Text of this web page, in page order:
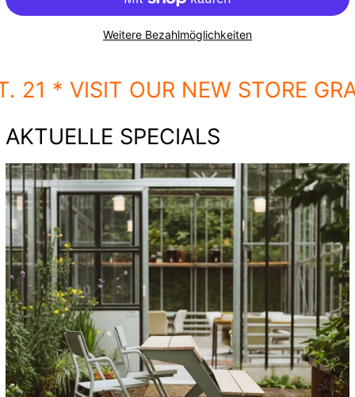
Weitere Bezahlmöglichkeiten
NEW STORE GRAZ AT
AKTUELLE SPECIALS